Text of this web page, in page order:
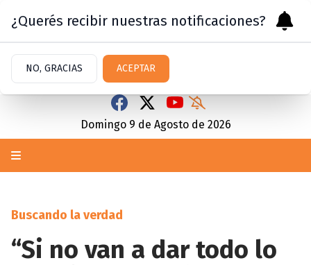
Domingo 9 de Agosto de 2026
Buscando la verdad
“Si no van a dar todo lo
¿Querés recibir nuestras notificaciones?
NO, GRACIAS ACEPTAR